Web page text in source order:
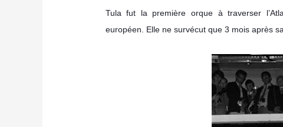
Tula fut la première orque à traverser
européen. Elle ne survécut que 3 mois après